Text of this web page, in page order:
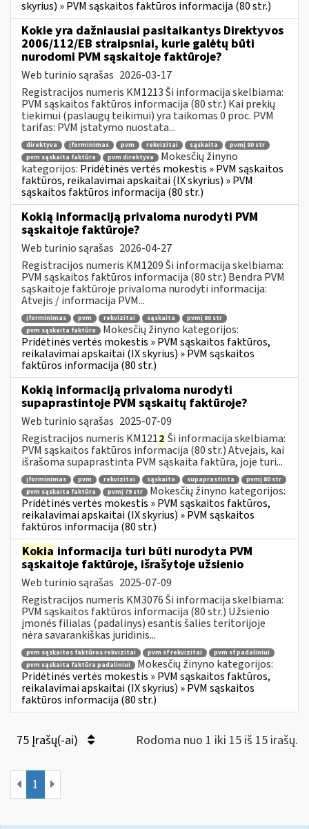
skyrius) » PVM sąskaitos faktūros informacija (80 str.)
Kokie yra dažniausiai pasitaikantys Direktyvos
2006/112/EB straipsniai, kurie galėtų būti
nurodomi PVM sąskaitoje faktūroje?
Web turinio sąrašas 2026-03-17
Registracijos numeris KM1213 Ši informacija skelbiama:
PVM sąskaitos faktūros informacija (80 str.) Kai prekių
tiekimui (paslaugų teikimui) yra taikomas 0 proc. PVM
tarifas: PVM įstatymo nuostata...
direktyva įforminimas pvm rekvizitai sąskaita
pvmį 80 str
pvm sąskaita faktūra
pvm direktyva
Mokesčių žinyno
kategorijos: Pridėtinės vertės mokestis » PVM sąskaitos
faktūros, reikalavimai apskaitai (IX skyrius) » PVM
sąskaitos faktūros informacija (80 str.)
Kokią informaciją privaloma nurodyti PVM
sąskaitoje faktūroje?
Web turinio sąrašas 2026-04-27
Registracijos numeris KM1209 Ši informacija skelbiama:
PVM sąskaitos faktūros informacija (80 str.) Bendra PVM
sąskaitoje faktūroje privaloma nurodyti informacija:
Atvejis / informacija PVM...
įforminimas pvm rekvizitai sąskaita
pvmį 80 str
pvm sąskaita faktūra
Mokesčių žinyno kategorijos:
Pridėtinės vertės mokestis » PVM sąskaitos faktūros,
reikalavimai apskaitai (IX skyrius) » PVM sąskaitos
faktūros informacija (80 str.)
Kokią informaciją privaloma nurodyti
supaprastintoje PVM sąskaitų faktūroje?
Web turinio sąrašas 2025-07-09
Registracijos numeris KM1212 Ši informacija skelbiama:
PVM sąskaitos faktūros informacija (80 str.) Atvejais, kai
išrašoma supaprastinta PVM sąskaita faktūra, joje turi...
įforminimas pvm rekvizitai sąskaita supaprastinta
pvmį 80 str
pvm sąskaita faktūra
pvmį 79 str
Mokesčių žinyno kategorijos:
Pridėtinės vertės mokestis » PVM sąskaitos faktūros,
reikalavimai apskaitai (IX skyrius) » PVM sąskaitos
faktūros informacija (80 str.)
Kokia informacija turi būti nurodyta PVM
sąskaitoje faktūroje, išrašytoje užsienio
Web turinio sąrašas 2025-07-09
Registracijos numeris KM3076 Ši informacija skelbiama:
PVM sąskaitos faktūros informacija (80 str.) Užsienio
įmonės filialas (padalinys) esantis šalies teritorijoje
nėra savarankiškas juridinis...
pvm sąskaitos faktūros rekvizitai pvm sf rekvizitai
pvm sf padaliniui
pvm sąskaita faktūra padaliniui
Mokesčių žinyno kategorijos:
Pridėtinės vertės mokestis » PVM sąskaitos faktūros,
reikalavimai apskaitai (IX skyrius) » PVM sąskaitos
faktūros informacija (80 str.)
75 Įrašų(-ai) Rodoma nuo 1 iki 15 iš 15 irašų.
1